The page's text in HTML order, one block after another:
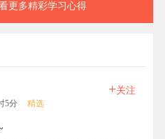
更多精彩学习心得
5分 精选
+关注